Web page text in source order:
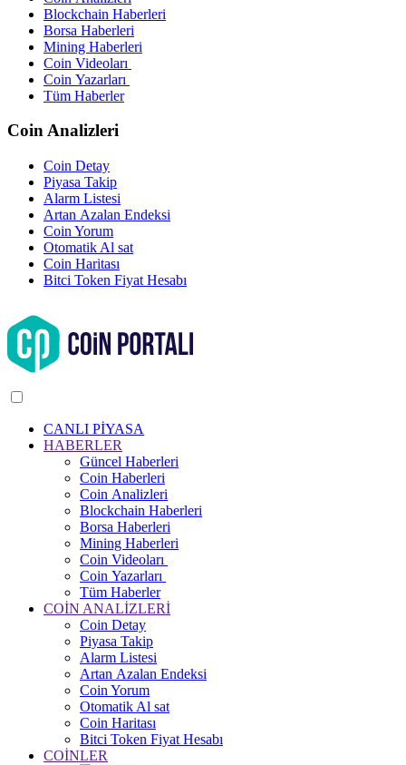
Blockchain Haberleri
Borsa Haberleri
Mining Haberleri
Coin Videoları
Coin Yazarları
Tüm Haberler
Coin Analizleri
Coin Detay
Piyasa Takip
Alarm Listesi
Artan Azalan Endeksi
Coin Yorum
Otomatik Al sat
Coin Haritası
Bitci Token Fiyat Hesabı
CANLI PİYASA
HABERLER
Güncel Haberleri
Coin Haberleri
Coin Analizleri
Blockchain Haberleri
Borsa Haberleri
Mining Haberleri
Coin Videoları
Coin Yazarları
Tüm Haberler
COİN ANALİZLERİ
Coin Detay
Piyasa Takip
Alarm Listesi
Artan Azalan Endeksi
Coin Yorum
Otomatik Al sat
Coin Haritası
Bitci Token Fiyat Hesabı
COİNLER